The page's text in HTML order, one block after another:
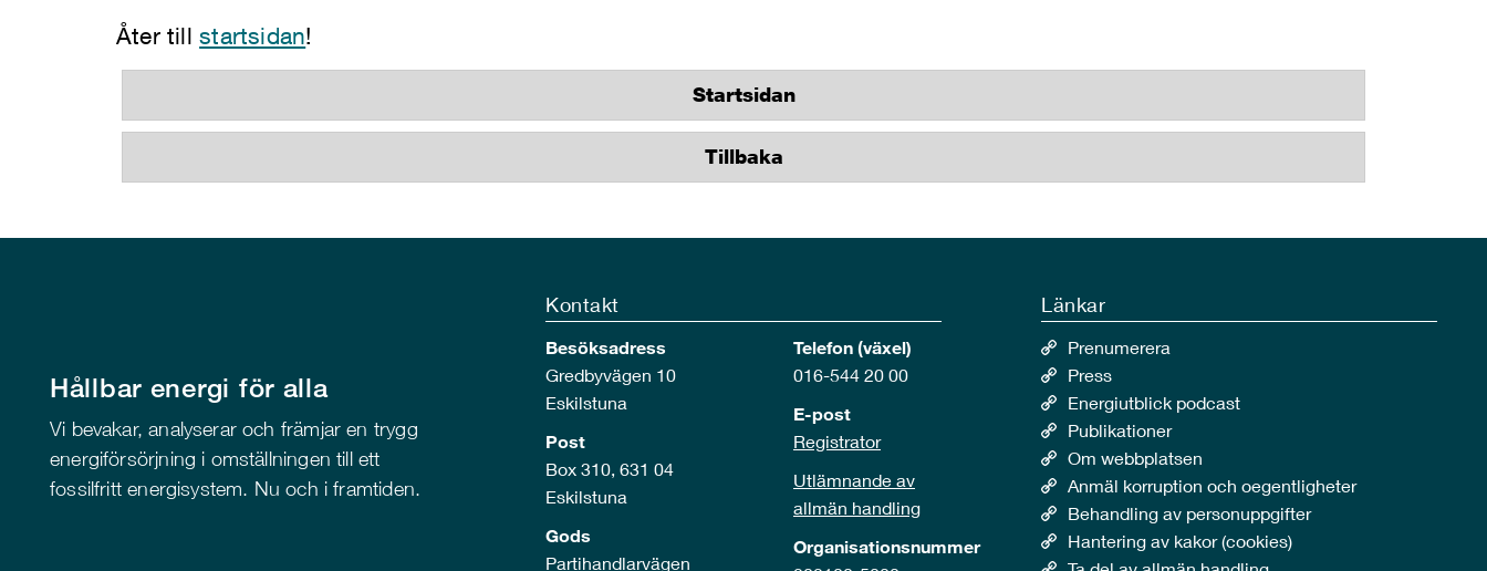
Åter tillstartsidan!
Startsidan
Tillbaka
Hållbar energi för alla
Vi bevakar, analyserar och främjar en trygg
energiförsörjning i omställningen till ett
fossilfritt energisystem. Nu och i framtiden.
Kontakt
Besöksadress
Gredbyvägen 10
Eskilstuna
Post
Box 310, 631 04
Eskilstuna
Gods
Partihandlarvägen
Telefon (växel)
016-544 20 00
E-post
Registrator
Utlämnande av
allmän handling
Organisationsnummer
Länkar
Prenumerera
Press
Energiutblick podcast
Publikationer
Om webbplatsen
Anmäl korruption och oegentligheter
Behandling av personuppgifter
Hantering av kakor (cookies)